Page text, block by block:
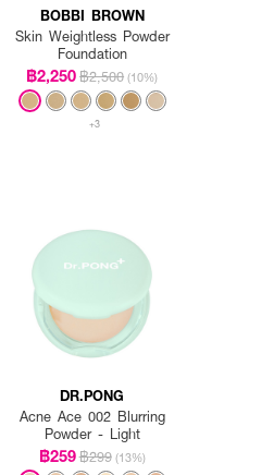
BOBBI BROWN
Skin Weightless Powder
Foundation
฿2,250฿2,500 (10%)
+3
DR.PONG
Acne Ace 002 Blurring
Powder - Light
฿259฿299 (13%)